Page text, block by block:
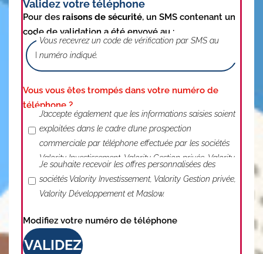
Validez votre téléphone
Pour des raisons de sécurité, un SMS contenant un
code de validation a été envoyé au :
Vous recevrez un code de vérification par SMS au
numéro indiqué.
Vous vous êtes trompés dans votre numéro de
téléphone ?
J'accepte le traitement de mes données
J’accepte également que les informations saisies soient
exploitées dans le cadre d’une prospection
commerciale par téléphone effectuée par les sociétés
Valority Investissement, Valority Gestion privée, Valority
J'accepte de recevoir des informations
Je souhaite recevoir les offres personnalisées des
sociétés Valority Investissement, Valority Gestion privée,
Valority Développement et Maslow.
Modifiez votre numéro de téléphone
VALIDEZ